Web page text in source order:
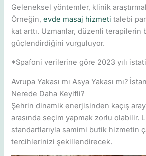
Geleneksel yöntemler, klinik
Örneğin,evde masaj hizmeti talebi
kat arttı. Uzmanlar, düzenli terapilerin
güçlendirdiğini vurguluyor.
*Spafoni verilerine göre 2023 yılı
Avrupa Yakası mı Asya Yakası mı?
Nerede Daha Keyifli?
Şehrin dinamik enerjisinden kaçış
arasında seçim yapmak zorlu olabilir.
standartlarıyla samimi butik hizmetin
tercihlerinizi şekillendirecek.